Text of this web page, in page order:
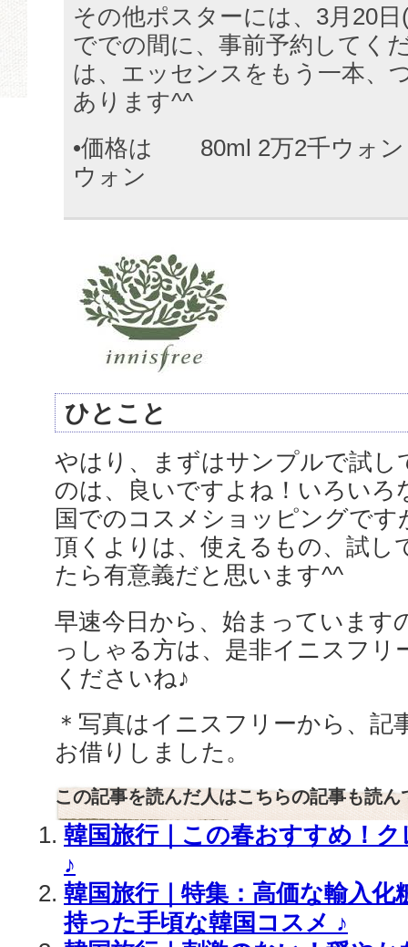
その他ポスターには、3月20
ででの間に、事前予約してく
は、エッセンスをもう一本、
あります^^
•価格は 80ml 2万2千ウォ
ウォン
ひとこと
やはり、まずはサンプルで試し
のは、良いですよね！いろいろ
国でのコスメショッピングで
頂くよりは、使えるもの、試し
たら有意義だと思います^^
早速今日から、始まっています
っしゃる方は、是非イニスフリ
くださいね♪
＊写真はイニスフリーから、記
お借りしました。
この記事を読んだ人はこちらの記事も読ん
韓国旅行｜この春おすすめ！
♪
韓国旅行｜特集：高価な輸入化
持った手頃な韓国コスメ ♪